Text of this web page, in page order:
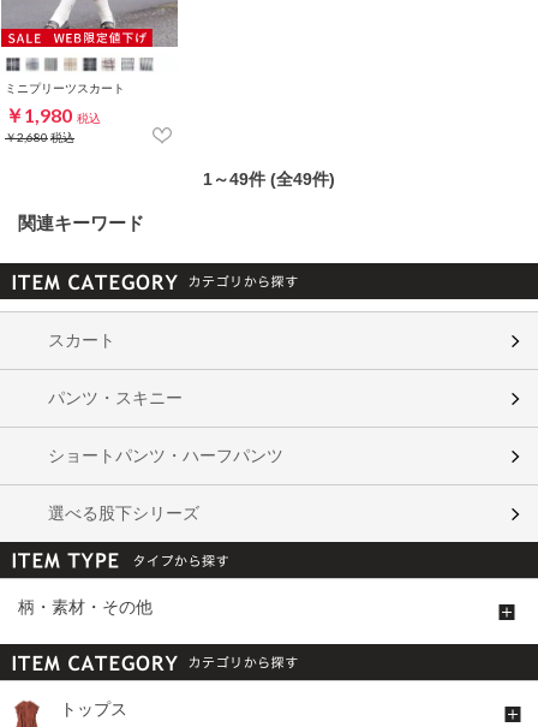
ミニプリーツスカート
￥1,980 税込
￥2,680税込
1～49件 (全49件)
関連キーワード
スカート
パンツ・スキニー
ショートパンツ・ハーフパンツ
選べる股下シリーズ
柄・素材・その他
トップス